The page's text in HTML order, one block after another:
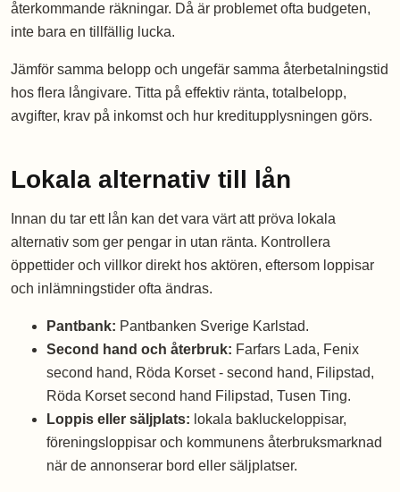
återkommande räkningar. Då är problemet ofta budgeten,
inte bara en tillfällig lucka.
Jämför samma belopp och ungefär samma återbetalningstid
hos flera långivare. Titta på effektiv ränta, totalbelopp,
avgifter, krav på inkomst och hur kreditupplysningen görs.
Lokala alternativ till lån
Innan du tar ett lån kan det vara värt att pröva lokala
alternativ som ger pengar in utan ränta. Kontrollera
öppettider och villkor direkt hos aktören, eftersom loppisar
och inlämningstider ofta ändras.
Pantbank: Pantbanken Sverige Karlstad.
Second hand och återbruk: Farfars Lada, Fenix
second hand, Röda Korset - second hand, Filipstad,
Röda Korset second hand Filipstad, Tusen Ting.
Loppis eller säljplats: lokala bakluckeloppisar,
föreningsloppisar och kommunens återbruksmarknad
när de annonserar bord eller säljplatser.